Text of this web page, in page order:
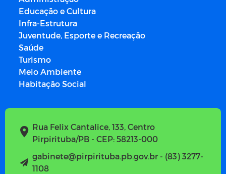
Educação e Cultura
Infra-Estrutura
Juventude, Esporte e Recreação
Saúde
Turismo
Meio Ambiente
Habitação Social
Rua Felix Cantalice, 133, Centro
Pirpirituba/PB - CEP: 58213-000
gabinete@pirpirituba.pb.gov.br - (83) 3277-
1108